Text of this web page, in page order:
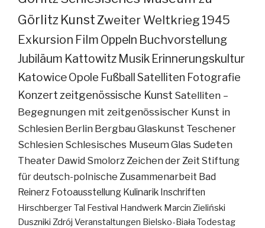
Görlitz KunstZweiter Weltkrieg 1945
Exkursion Film Oppeln Buchvorstellung
Jubiläum Kattowitz Musik Erinnerungskultur
KatowiceOpole FußballSatelliten Fotografie
Konzertzeitgenössische Kunst Satelliten –
Begegnungen mit zeitgenössischer Kunst in
Schlesien Berlin BergbauGlaskunst Teschener
Schlesien Schlesisches MuseumGlas Sudeten
Theater Dawid Smolorz Zeichen der Zeit Stiftung
für deutsch-polnische Zusammenarbeit Bad
Reinerz Fotoausstellung Kulinarik Inschriften
Hirschberger Tal Festival Handwerk Marcin Zieliński
Duszniki Zdrój Veranstaltungen Bielsko-Biała Todestag